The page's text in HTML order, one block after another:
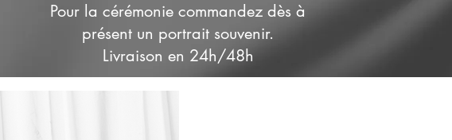
Pour la cérémonie commandez dès à
présent un portrait souvenir.
Livraison en 24h/48h